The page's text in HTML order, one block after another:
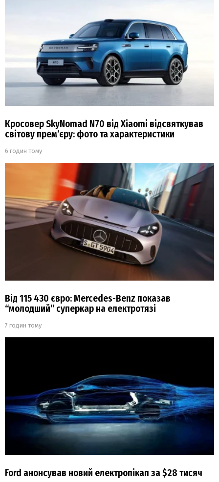
Кросовер SkyNomad N70 від Xiaomi відсвяткував
світову прем’єру: фото та характеристики
6 годин тому
Від 115 430 євро: Mercedes-Benz показав
“молодший” суперкар на електротязі
7 годин тому
Ford анонсував новий електропікап за $28 тисяч